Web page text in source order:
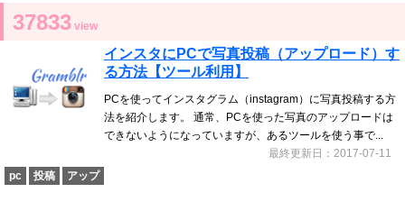
37833 view
インスタにPCで写真投稿（アップロード）す
る方法【ツール利用】
PCを使ってインスタグラム（instagram）に写真投稿する方
法を紹介します。 通常、PCを使った写真のアップロードは
できないようになっていますが、あるツールを使う事で...
最終更新日：2017-07-11
pc
投稿 アップ